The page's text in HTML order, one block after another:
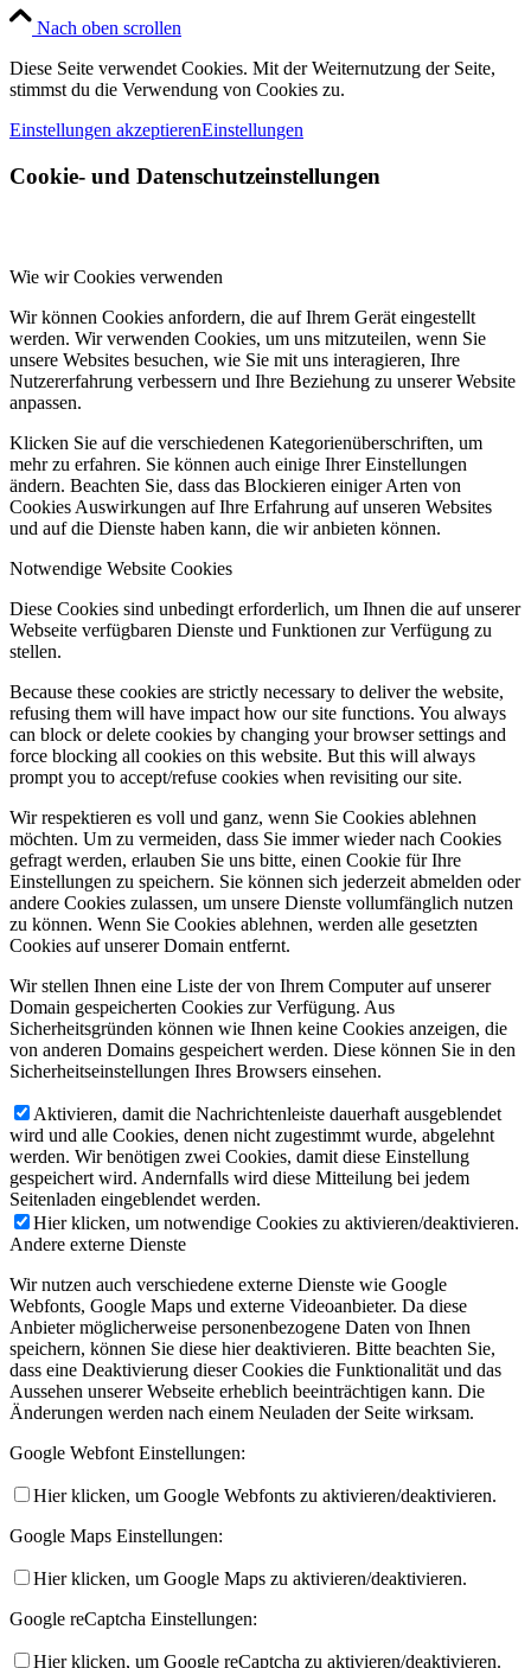
Nach oben scrollen
Diese Seite verwendet Cookies. Mit der Weiternutzung der Seite,
stimmst du die Verwendung von Cookies zu.
Einstellungen akzeptierenEinstellungen
Cookie- und Datenschutzeinstellungen
Wie wir Cookies verwenden
Wir können Cookies anfordern, die auf Ihrem Gerät eingestellt
werden. Wir verwenden Cookies, um uns mitzuteilen, wenn Sie
unsere Websites besuchen, wie Sie mit uns interagieren, Ihre
Nutzererfahrung verbessern und Ihre Beziehung zu unserer Website
anpassen.
Klicken Sie auf die verschiedenen Kategorienüberschriften, um
mehr zu erfahren. Sie können auch einige Ihrer Einstellungen
ändern. Beachten Sie, dass das Blockieren einiger Arten von
Cookies Auswirkungen auf Ihre Erfahrung auf unseren Websites
und auf die Dienste haben kann, die wir anbieten können.
Notwendige Website Cookies
Diese Cookies sind unbedingt erforderlich, um Ihnen die auf unserer
Webseite verfügbaren Dienste und Funktionen zur Verfügung zu
stellen.
Because these cookies are strictly necessary to deliver the website,
refusing them will have impact how our site functions. You always
can block or delete cookies by changing your browser settings and
force blocking all cookies on this website. But this will always
prompt you to accept/refuse cookies when revisiting our site.
Wir respektieren es voll und ganz, wenn Sie Cookies ablehnen
möchten. Um zu vermeiden, dass Sie immer wieder nach Cookies
gefragt werden, erlauben Sie uns bitte, einen Cookie für Ihre
Einstellungen zu speichern. Sie können sich jederzeit abmelden oder
andere Cookies zulassen, um unsere Dienste vollumfänglich nutzen
zu können. Wenn Sie Cookies ablehnen, werden alle gesetzten
Cookies auf unserer Domain entfernt.
Wir stellen Ihnen eine Liste der von Ihrem Computer auf unserer
Domain gespeicherten Cookies zur Verfügung. Aus
Sicherheitsgründen können wie Ihnen keine Cookies anzeigen, die
von anderen Domains gespeichert werden. Diese können Sie in den
Sicherheitseinstellungen Ihres Browsers einsehen.
Aktivieren, damit die Nachrichtenleiste dauerhaft ausgeblendet
wird und alle Cookies, denen nicht zugestimmt wurde, abgelehnt
werden. Wir benötigen zwei Cookies, damit diese Einstellung
gespeichert wird. Andernfalls wird diese Mitteilung bei jedem
Seitenladen eingeblendet werden.
Hier klicken, um notwendige Cookies zu aktivieren/deaktivieren.
Andere externe Dienste
Wir nutzen auch verschiedene externe Dienste wie Google
Webfonts, Google Maps und externe Videoanbieter. Da diese
Anbieter möglicherweise personenbezogene Daten von Ihnen
speichern, können Sie diese hier deaktivieren. Bitte beachten Sie,
dass eine Deaktivierung dieser Cookies die Funktionalität und das
Aussehen unserer Webseite erheblich beeinträchtigen kann. Die
Änderungen werden nach einem Neuladen der Seite wirksam.
Google Webfont Einstellungen:
Hier klicken, um Google Webfonts zu aktivieren/deaktivieren.
Google Maps Einstellungen:
Hier klicken, um Google Maps zu aktivieren/deaktivieren.
Google reCaptcha Einstellungen:
Hier klicken, um Google reCaptcha zu aktivieren/deaktivieren.